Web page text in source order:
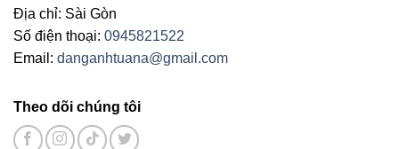
Địa chỉ: Sài Gòn
Số điện thoại: 0945821522
Email: danganhtuana@gmail.com
Theo dõi chúng tôi